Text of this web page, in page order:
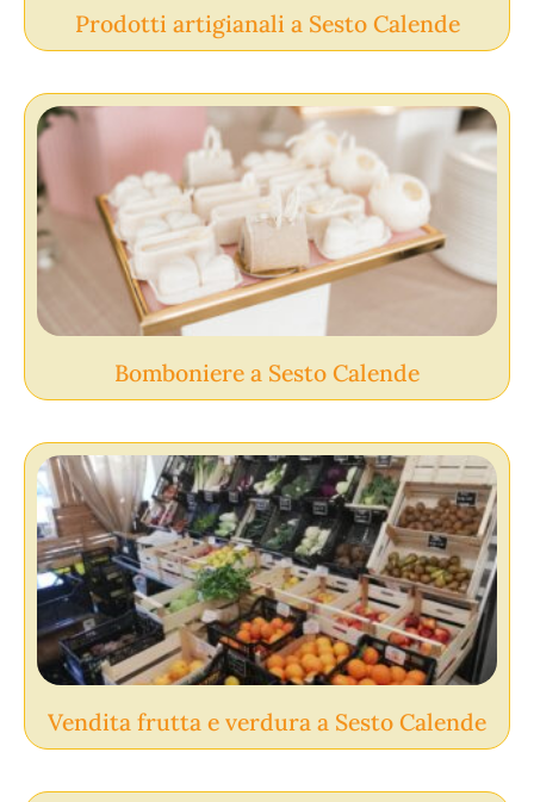
Prodotti artigianali a Sesto Calende
Bomboniere a Sesto Calende
Vendita frutta e verdura a Sesto Calende